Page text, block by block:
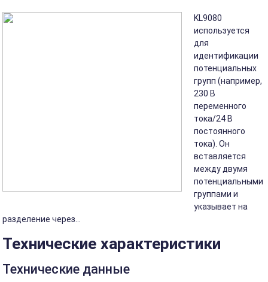
KL9080
используется
для
идентификации
потенциальных
групп (например,
230 В
переменного
тока/24 В
постоянного
тока). Он
вставляется
между двумя
потенциальными
группами и
указывает на
разделение через...
Технические характеристики
Технические данные